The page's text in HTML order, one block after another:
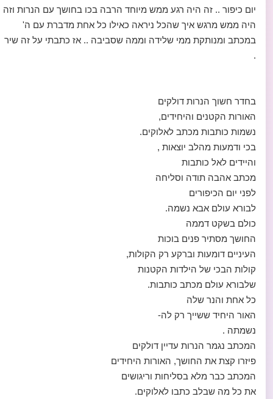
יום כיפור .. זה היה רגע ממש מיוחד הרבה בכו בחושך עם הנרות וזה
היה ממש מרגש איך שהכל ניראה כאילו כל אחת מדברת עם ה'
במכתב ומנותקת ממי שלידה וממה שסביבה .. אז כתבתי על זה שיר
.
בחדר חשוך הנרות דולקים
האורות הקטנים והיחידים,
נשמות כותבות מכתב לאלוקים.
בכי ודמעות מהלב יוצאות ,
והיידים לאל כותבות
מכתב אהבה תודה וסליחה
לפני יום הכיפורים
לבורא עולם אבא נשמה.
כולם בשקט דממה
החושך מסתיר פנים בוכות
העיניים דומעות וברקע רק הקולות,
קולות הבכי של הילדות הקטנות
שלבורא עולם מכתב כותבות.
כל אחת והנר שלה
האור היחיד ששייך רק לה-
נשמתה .
המכתב נגמר הנרות עדיין דולקים
פיזרו קצת את החושך, האורות היחידים
המכתב כבר מלא בסליחות וריגושים
את כל מה שבלב כתבו לאלוקים.